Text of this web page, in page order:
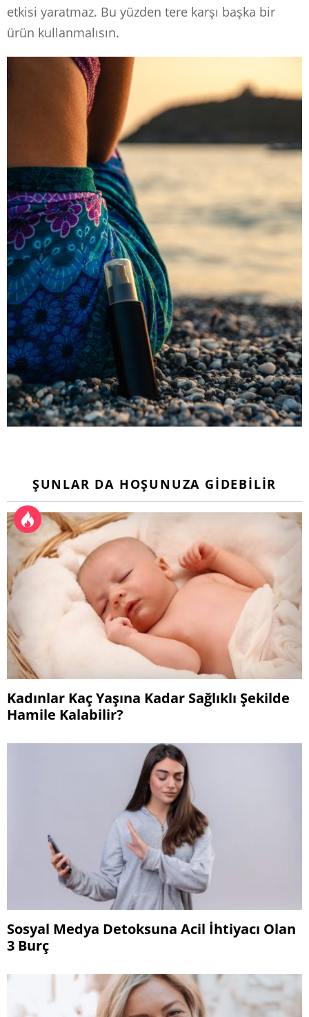
etkisi yaratmaz. Bu yüzden tere karşı başka bir
ürün kullanmalısın.
ŞUNLAR DA HOŞUNUZA GIDEBILIR
Kadınlar Kaç Yaşına Kadar Sağlıklı Şekilde
Hamile Kalabilir?
Sosyal Medya Detoksuna Acil İhtiyacı Olan
3 Burç